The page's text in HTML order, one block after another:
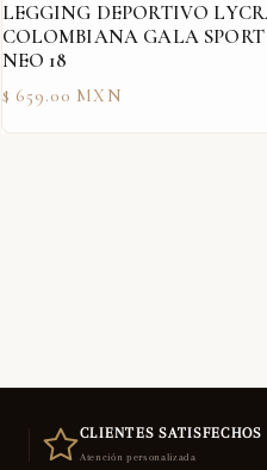
LEGGING DEPORTIVO
COLOMBIANA GALA
NEO 18
Precio
habitual
$ 659.00 MXN
CLIENTES SATISFECHOS
Atención personalizada